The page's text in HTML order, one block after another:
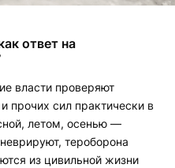
ответ на
власти проверяют
прочих сил практически в
летом, осенью —
тероборона
из цивильной жизни